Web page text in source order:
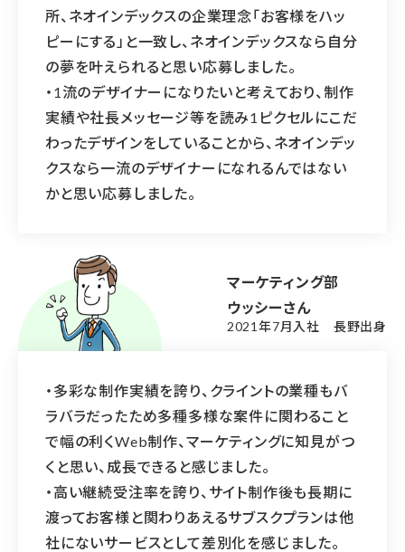
所、ネオインデックスの企業理念「お客様をハッ
ピーにする」と一致し、ネオインデックスなら自分
の夢を叶えられると思い応募しました。
・1流のデザイナーになりたいと考えており、制作
実績や社長メッセージ等を読み1ピクセルにこだ
わったデザインをしていることから、ネオインデッ
クスなら一流のデザイナーになれるんではない
かと思い応募しました。
マーケティング部
ウッシーさん
2021年7月入社 長野出身
・多彩な制作実績を誇り、クライントの業種もバ
ラバラだったため多種多様な案件に関わること
で幅の利くWeb制作、マーケティングに知見がつ
くと思い、成長できると感じました。
・高い継続受注率を誇り、サイト制作後も長期に
渡ってお客様と関わりあえるサブスクプランは他
社にないサービスとして差別化を感じました。